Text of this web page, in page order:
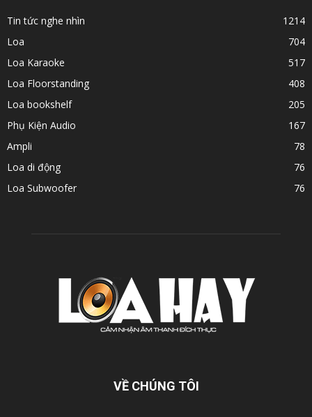
Tin tức nghe nhìn
1214
Loa
704
Loa Karaoke
517
Loa Floorstanding
408
Loa bookshelf
205
Phụ Kiện Audio
167
Ampli
78
Loa di động
76
Loa Subwoofer
76
VỀ CHÚNG TÔI